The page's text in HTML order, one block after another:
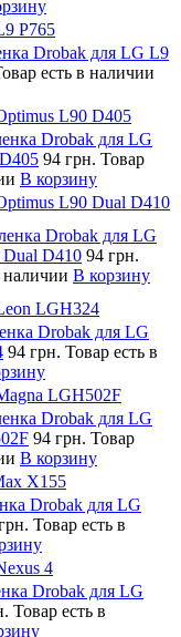
P765
Drobak для LG L9
есть в наличии
L90 D405
Drobak для LG
94 грн. Товар
В корзину
L90 Dual D410
Drobak для LG
D410 94 грн.
наличии В корзину
LGH324
Drobak для LG
94 грн. Товар есть в
LGH502F
Drobak для LG
94 грн. Товар
В корзину
X155
Drobak для LG
Товар есть в
4
Drobak для LG
Товар есть в